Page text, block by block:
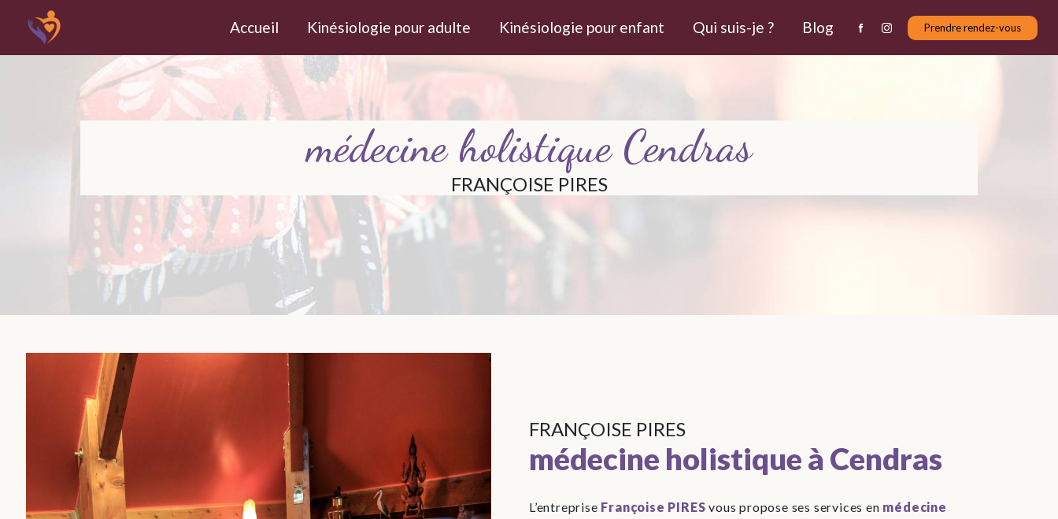
Accueil Kinésiologie pour adulte Kinésiologie pour enfant Qui suis-je ? Blog Prendre rendez-vous
médecine holistique Cendras
FRANÇOISE PIRES
FRANÇOISE PIRES
médecine holistique à Cendras
L’entreprise Françoise PIRES vous propose ses services en médecine
Panneau de gestion des cookies